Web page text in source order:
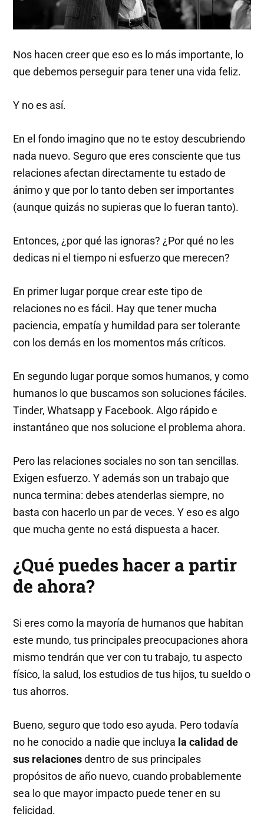
Nos hacen creer que eso es lo más importante, lo
que debemos perseguir para tener una vida feliz.
Y no es así.
En el fondo imagino que no te estoy descubriendo
nada nuevo. Seguro que eres consciente que tus
relaciones afectan directamente tu estado de
ánimo y que por lo tanto deben ser importantes
(aunque quizás no supieras que lo fueran tanto).
Entonces, ¿por qué las ignoras? ¿Por qué no les
dedicas ni el tiempo ni esfuerzo que merecen?
En primer lugar porque crear este tipo de
relaciones no es fácil. Hay que tener mucha
paciencia, empatía y humildad para ser tolerante
con los demás en los momentos más críticos.
En segundo lugar porque somos humanos, y como
humanos lo que buscamos son soluciones fáciles.
Tinder, Whatsapp y Facebook. Algo rápido e
instantáneo que nos solucione el problema ahora.
Pero las relaciones sociales no son tan sencillas.
Exigen esfuerzo. Y además son un trabajo que
nunca termina: debes atenderlas siempre, no
basta con hacerlo un par de veces. Y eso es algo
que mucha gente no está dispuesta a hacer.
¿Qué puedes hacer a partir
de ahora?
Si eres como la mayoría de humanos que habitan
este mundo, tus principales preocupaciones ahora
mismo tendrán que ver con tu trabajo, tu aspecto
físico, la salud, los estudios de tus hijos, tu sueldo o
tus ahorros.
Bueno, seguro que todo eso ayuda. Pero todavía
no he conocido a nadie que incluya la calidad de
sus relacionesdentro de sus principales
propósitos de año nuevo, cuando probablemente
sea lo que mayor impacto puede tener en su
felicidad.